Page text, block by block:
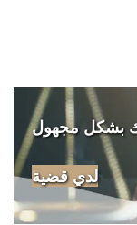
بشكل مجهول
لدي قضية